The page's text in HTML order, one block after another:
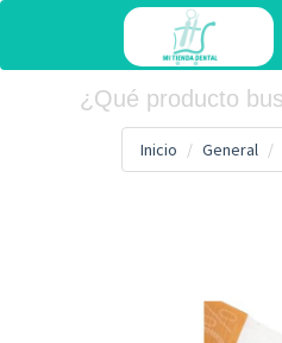
Inicio General